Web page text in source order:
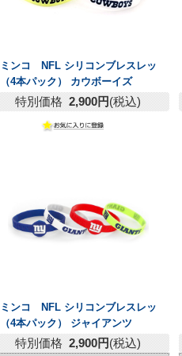
ンコ NFL シリコンブレスレッ
（4本パック） カウボーイズ
特別価格 2,900円(税込)
ンコ NFL シリコンブレスレッ
（4本パック） ジャイアンツ
特別価格 2,900円(税込)